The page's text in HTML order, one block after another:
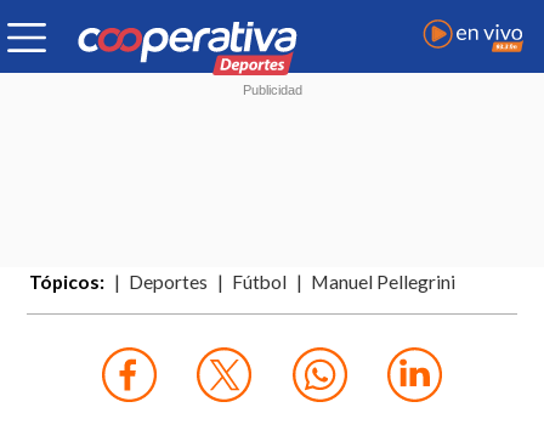
Tópicos: Deportes Fútbol Manuel Pellegrini